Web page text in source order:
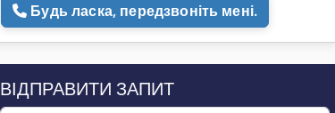
Будь ласка, передзвоніть мені.
ВІДПРАВИТИ ЗАПИТ